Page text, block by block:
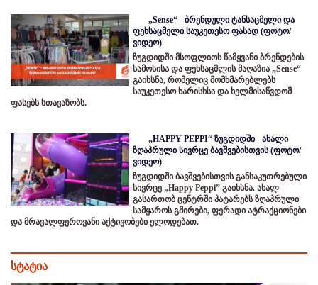
„Sense“ - ბრენდული ტანსაცმელი და
ფეხსაცმელი საუკეთესო ფასად (ფოტო/
ვიდეო)
ზუგდიდში მსოფლიოს წამყვანი ბრენდების
სამოსისა და ფეხსაცმლის მაღაზია „Sense“
გაიხსნა, რომელიც მომხმარებლებს
საუკეთესო ხარისხსა და ხელმისაწვდომ
ფასებს სთავაზობს.
„HAPPY PEPPI“ ზუგდიდში - ახალი
ზღაპრული სივრცე ბავშვებისთვის (ფოტო/
ვიდეო)
ზუგდიდში ბავშვებისთვის განსაკუთრებული
სივრცე „Happy Peppi” გაიხსნა. ახალ
გასართობ ცენტრში პატარებს ზღაპრული
სამყაროს გმირები, ფერადი ატრაქციონები
და მრავალფეროვანი აქტივობები ელოდებათ.
სტატია